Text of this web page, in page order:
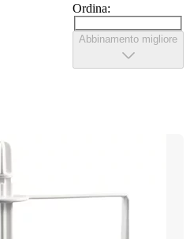
Ordina:
Abbinamento migliore